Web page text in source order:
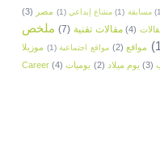
مسابقة (1) مشاع إبداعي (1) مصر (3)
(4) مقالات تقنية (7) ملخص
مواقع (2) مواقع اجتماعية (1) موزيلا
(3) يوم ميلاد (2) يوميات (4)
Career